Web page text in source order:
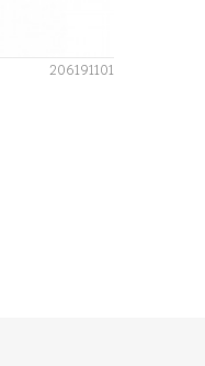
206191101